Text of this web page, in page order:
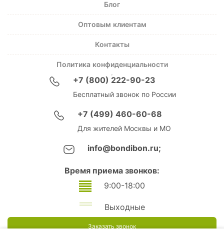
Блог
Оптовым клиентам
Контакты
Политика конфиденциальности
+7 (800) 222-90-23
Бесплатный звонок по России
+7 (499) 460-60-68
Для жителей Москвы и МО
info@bondibon.ru;
Время приема звонков:
9:00-18:00
Выходные
Заказать звонок